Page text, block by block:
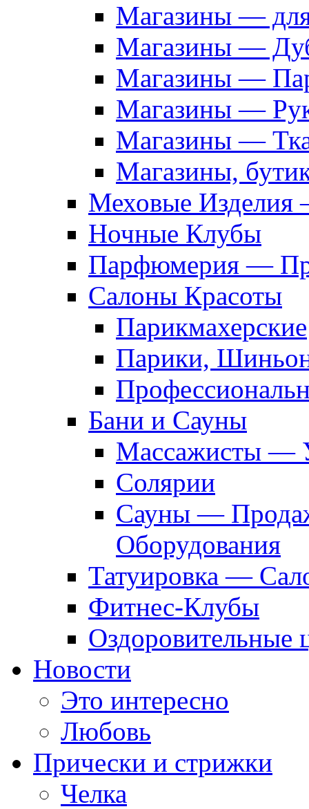
Магазины —
Магазины —
Магазины —
Магазины —
Магазины —
Магазины,
Меховые Изделия
Ночные Клубы
Парфюмерия —
Салоны Красоты
Парикмахерские
Парики,
Бани и Сауны
Массажисты —
Солярии
Сауны —
Оборудования
Татуировка —
Фитнес-Клубы
Оздоровительные
Новости
Это интересно
Любовь
Прически и стрижки
Челка